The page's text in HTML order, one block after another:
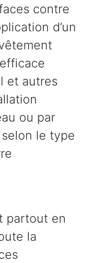
contre
d’un
et autres
ou par
le type
partout en
la